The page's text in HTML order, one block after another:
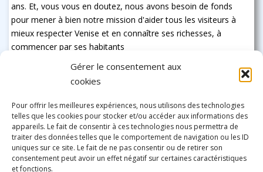
Gérer le consentement aux
cookies
Pour offrir les meilleures expériences, nous utilisons des technologies
telles que les cookies pour stocker et/ou accéder aux informations des
appareils. Le fait de consentir à ces technologies nous permettra de
traiter des données telles que le comportement de navigation ou les ID
uniques sur ce site. Le fait de ne pas consentir ou de retirer son
consentement peut avoir un effet négatif sur certaines caractéristiques
et fonctions.
ans. Et, vous vous en doutez, nous avons besoin de fonds
pour mener à bien notre mission d'aider tous les visiteurs à
mieux respecter Venise et en connaître ses richesses, à
commencer par ses habitants